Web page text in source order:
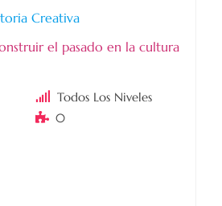
Creativa
el pasado en la cultura
Todos Los Niveles
0